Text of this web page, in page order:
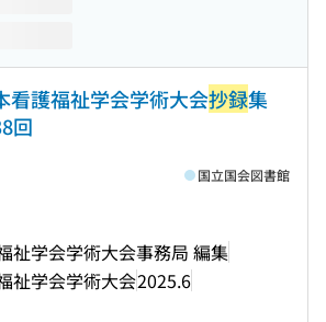
看護福祉学会学術大会抄録集
回
祉学会学術大会事務局 編集
祉学会学術大会2025.6
国立国会図書館